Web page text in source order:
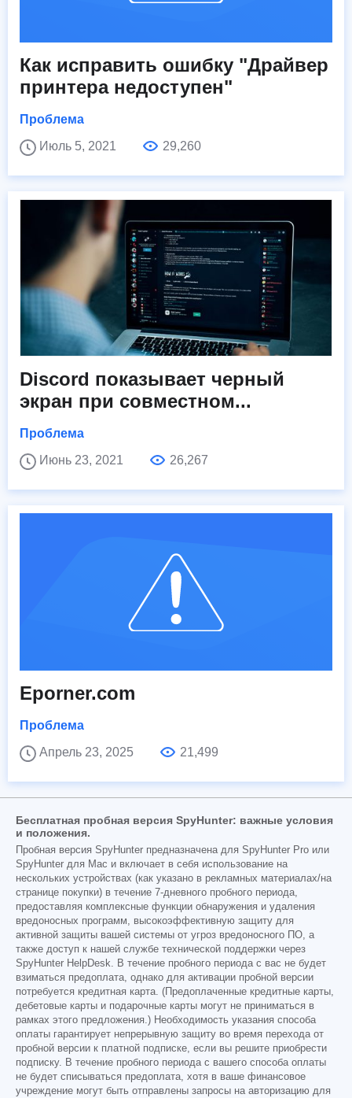
Как исправить ошибку "Драйвер
принтера недоступен"
Проблема
Июль 5, 2021
29,260
Discord показывает черный
экран при совместном...
Проблема
Июнь 23, 2021
26,267
Eporner.com
Проблема
Апрель 23, 2025
21,499
Бесплатная пробная версия SpyHunter: важные условия
и положения.
Пробная версия SpyHunter предназначена для SpyHunter Pro или
SpyHunter для Mac и включает в себя использование на
нескольких устройствах (как указано в рекламных материалах/на
странице покупки) в течение 7-дневного пробного периода,
предоставляя комплексные функции обнаружения и удаления
вредоносных программ, высокоэффективную защиту для
активной защиты вашей системы от угроз вредоносного ПО, а
также доступ к нашей службе технической поддержки через
SpyHunter HelpDesk. В течение пробного периода с вас не будет
взиматься предоплата, однако для активации пробной версии
потребуется кредитная карта. (Предоплаченные кредитные карты,
дебетовые карты и подарочные карты могут не приниматься в
рамках этого предложения.) Необходимость указания способа
оплаты гарантирует непрерывную защиту во время перехода от
пробной версии к платной подписке, если вы решите приобрести
подписку. В течение пробного периода с вашего способа оплаты
не будет списываться предоплата, хотя в ваше финансовое
учреждение могут быть отправлены запросы на авторизацию для